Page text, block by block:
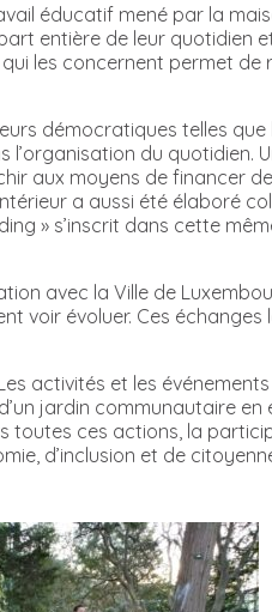
éducatif mené par la
entière de leur quotidien
les concernent permet
démocratiques telles que
du quotidien.
aux moyens de financer
a aussi été élaboré
» s’inscrit dans cette
avec la Ville de
voir évoluer. Ces
activités et les
jardin communautaire
ces actions, la
d’inclusion et de